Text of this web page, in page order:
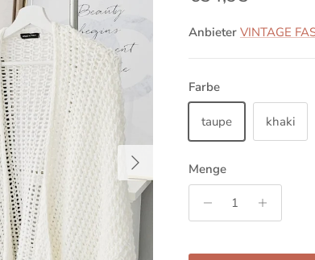
Nächste
Anbieter VINTAGE
Farbe
taupe khaki
Menge